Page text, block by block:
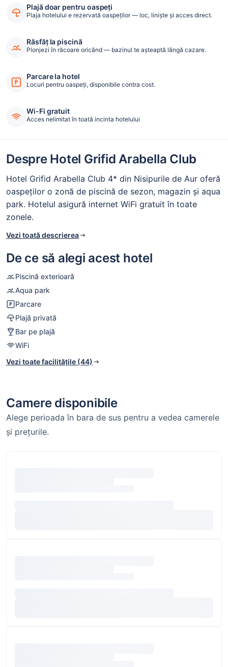
Plajă doar pentru oaspeți
Plaja hotelului e rezervată oaspeților — loc, liniște și acces direct.
Răsfăț la piscină
Plonjezi în răcoare oricând — bazinul te așteaptă lângă cazare.
Parcare la hotel
Locuri pentru oaspeți, disponibile contra cost.
Wi-Fi gratuit
Acces nelimitat în toată incinta hotelului
Despre Hotel Grifid Arabella Club
Hotel Grifid Arabella Club 4* din Nisipurile de Aur oferă
oaspeților o zonă de piscină de sezon, magazin și aqua
park. Hotelul asigură internet WiFi gratuit în toate
zonele.
Vezi toată descrierea
De ce să alegi acest hotel
Piscină exterioară
Aqua park
Parcare
Plajă privată
Bar pe plajă
WiFi
Vezi toate facilitățile (44)
Camere disponibile
Alege perioada în bara de sus pentru a vedea camerele
și prețurile.